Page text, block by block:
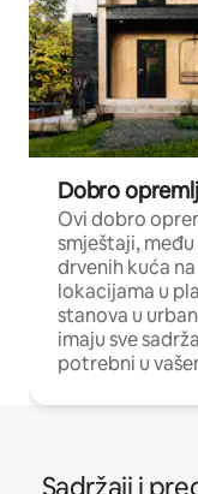
Dobro
Ovi dobro
smještaji,
drvenih kuća
lokacijama u
stanova u
imaju sve
potrebni u